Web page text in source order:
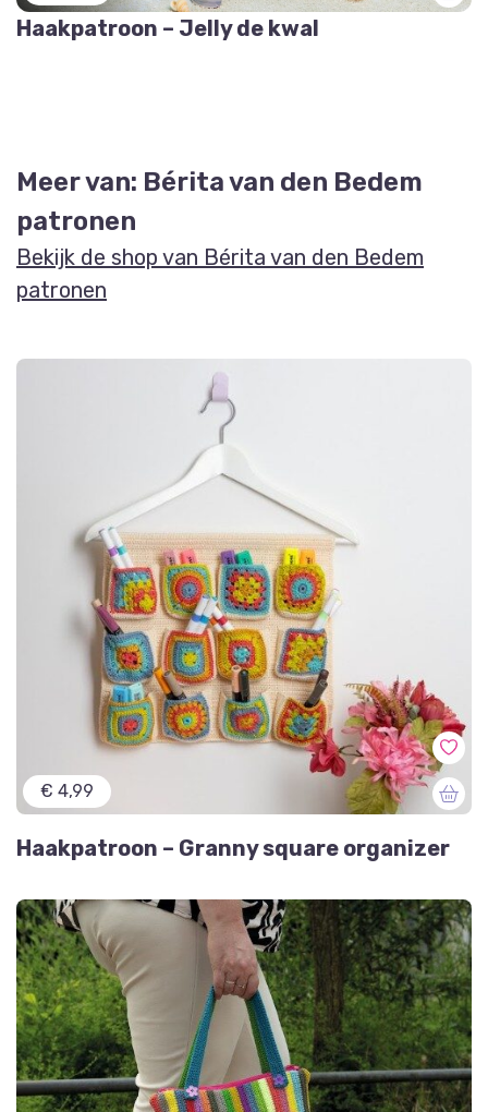
Haakpatroon – Jelly de kwal
Meer van: Bérita van den Bedem
patronen
Bekijk de shop van Bérita van den Bedem
patronen
€ 4,99
Haakpatroon – Granny square organizer